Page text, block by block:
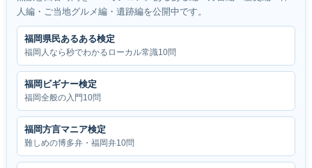
人編・ご当地グルメ編・遺跡編を公開中です。
福岡県民あるある検定
福岡人なら秒でわかるローカル常識10問
福岡ビギナー検定
福岡全般の入門10問
福岡方言マニア検定
難しめの博多弁・福岡弁10問